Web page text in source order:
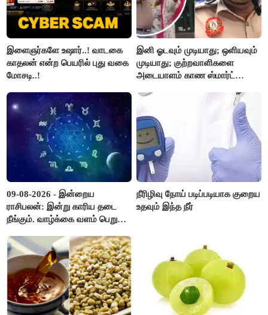
இளைஞர்களே உஷார்..! வாடகை
காதலன் என்ற பெயரில் புது வகை
மோசடி..!
இனி ஓடவும் முடியாது; ஒளியவும்
முடியாது; குற்றவாளிகளை
அடையாளம் காண ஸ்மார்ட்
09-08-2026 - இன்றைய
ராசிபலன்: இன்று காரிய தடை
நீங்கும். வாழ்க்கை வளம் பெறும்.
எடைபோடுவது நல்லது..!
நீரிழிவு நோய் படிப்படியாக குறைய
உதவும் இந்த நீர்